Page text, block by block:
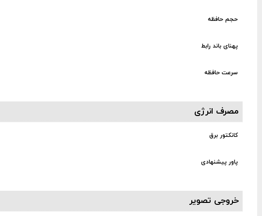
حجم حافظه
پهنای باند رابط
سرعت حافظه
مصرف انرژی
کانکتور برق
پاور پیشنهادی
خروجی تصویر